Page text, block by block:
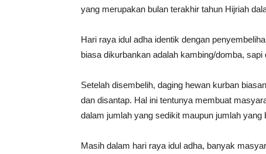
yang merupakan bulan terakhir tahun Hijriah
Hari raya idul adha identik dengan
biasa dikurbankan adalah kambing/domba, sapi
Setelah disembelih, daging hewan kurban
dan disantap. Hal ini tentunya membuat
dalam jumlah yang sedikit maupun jumlah yang
Masih dalam hari raya idul adha, banyak